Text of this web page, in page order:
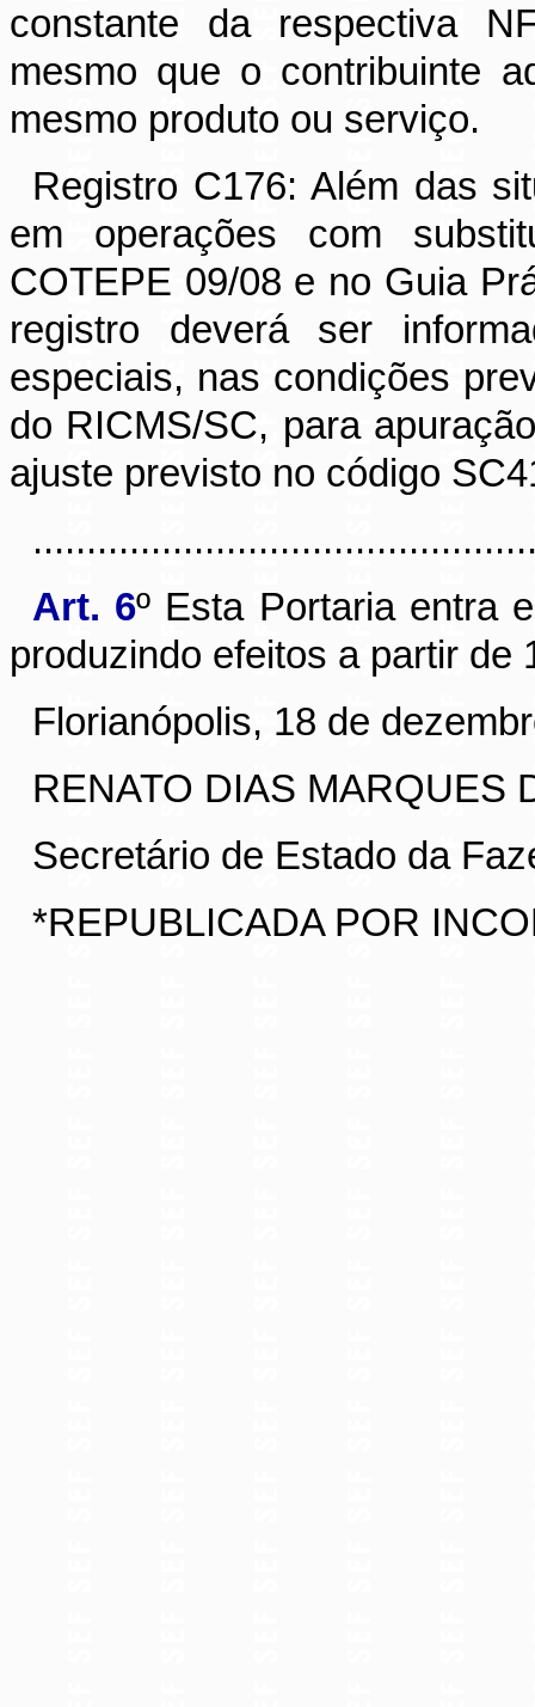
constante da respectiva
mesmo que o contribuinte
mesmo produto ou serviço.
Registro C176: Além das
em operações com
COTEPE 09/08 e no Guia
registro deverá ser
especiais, nas condições
do RICMS/SC, para
ajuste previsto no código
Art. 6º Esta Portaria entra
produzindo efeitos a partir de
Florianópolis, 18 de
RENATO DIAS MARQUES
Secretário de Estado da
*REPUBLICADA POR